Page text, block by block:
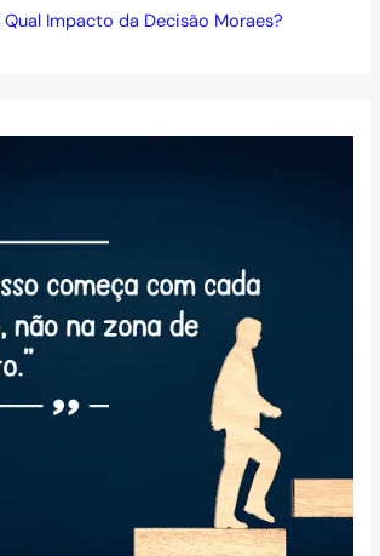
Qual Impacto da Decisão Moraes?